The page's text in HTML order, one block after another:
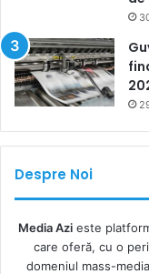
Despre Noi
Media Azieste
care oferă, cu o
domeniul mass-